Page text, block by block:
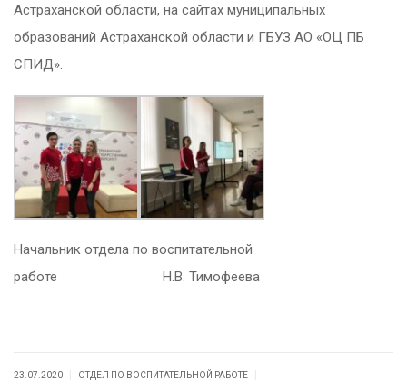
Астраханской области, на сайтах муниципальных
образований Астраханской области и ГБУЗ АО «ОЦ ПБ
СПИД».
Начальник отдела по воспитательной
работе Н.В. Тимофеева
23.07.2020 ОТДЕЛ ПО ВОСПИТАТЕЛЬНОЙ РАБОТЕ